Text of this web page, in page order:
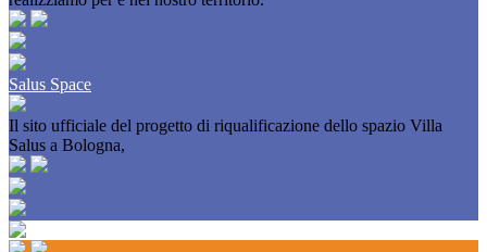
Salus Space
Il sito ufficiale del progetto di riqualificazione dello spazio Villa
Salus a Bologna,